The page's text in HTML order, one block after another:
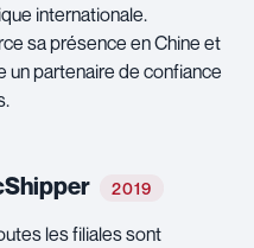
internationale.
sa présence en Chine et
un partenaire de confiance
2019
les filiales sont